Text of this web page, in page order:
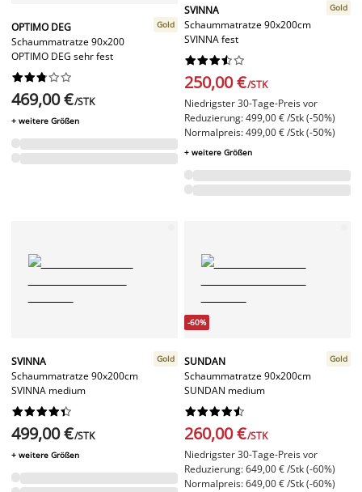
OPTIMO DEG
Schaummatratze 90x200
OPTIMO DEG sehr fest
Gold






469,00 €/STK
+ weitere Größen
SVINNA
Schaummatratze 90x200cm
SVINNA fest
Gold






250,00 €/STK
Niedrigster 30-Tage-Preis vor
Reduzierung: 499,00 € /Stk (-50%)
Normalpreis: 499,00 € /Stk (-50%)
+ weitere Größen
SVINNA
Schaummatratze 90x200cm
SVINNA medium
Gold






499,00 €/STK
+ weitere Größen
-60%
SUNDAN
Schaummatratze 90x200cm
SUNDAN medium
Gold






260,00 €/STK
Niedrigster 30-Tage-Preis vor
Reduzierung: 649,00 € /Stk (-60%)
Normalpreis: 649,00 € /Stk (-60%)